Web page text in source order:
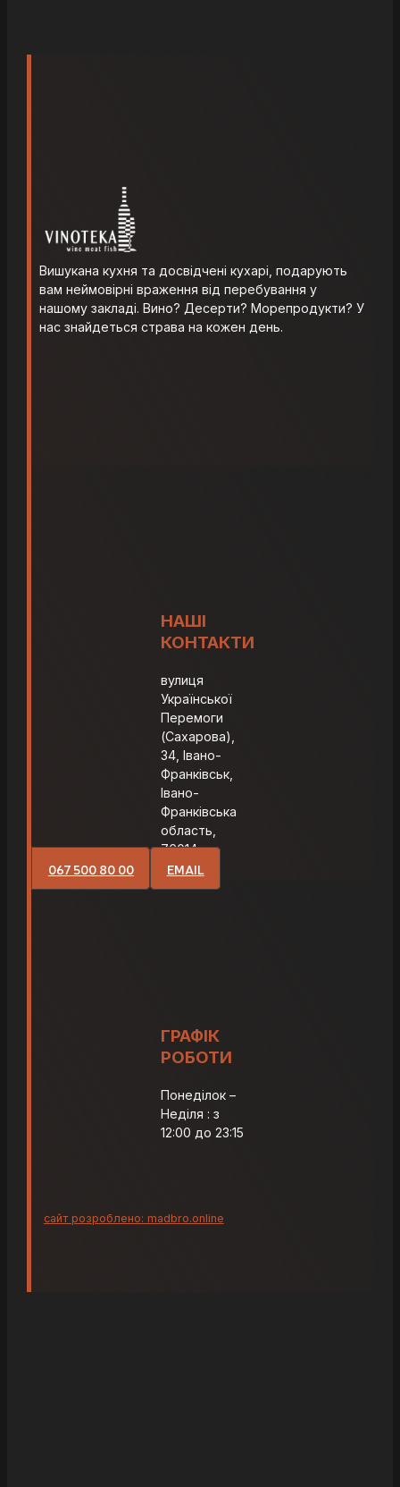
Вишукана кухня та досвідчені кухарі, подарують
вам неймовірні враження від перебування у
нашому закладі. Вино? Десерти? Морепродукти? У
нас знайдеться страва на кожен день.
НАШІ
КОНТАКТИ
вулиця
Української
Перемоги
(Сахарова),
34, Івано-
Франківськ,
Івано-
Франківська
область,
76014
067 500 80 00 EMAIL
ГРАФІК
РОБОТИ
Понеділок –
Неділя : з
12:00 до 23:15
сайт розроблено: madbro.online